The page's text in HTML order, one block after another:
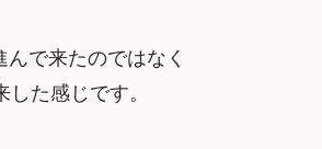
で来たのではなく
た感じです。